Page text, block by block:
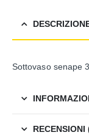
Sottovaso senape
RECENSIONI